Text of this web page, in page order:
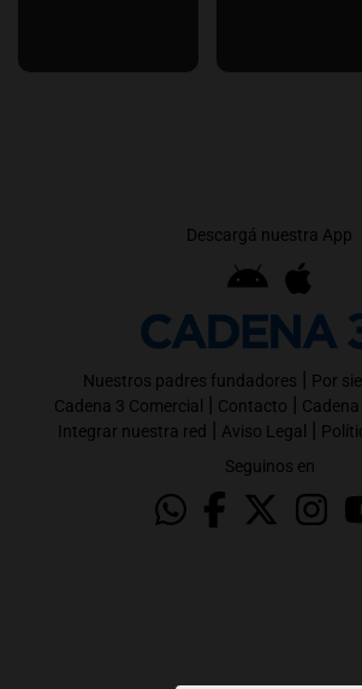
Descargá nuestra App
Nuestros padres fundadores | Por
Cadena 3 Comercial | Contacto |
Integrar nuestra red | Aviso Legal |
Seguinos en